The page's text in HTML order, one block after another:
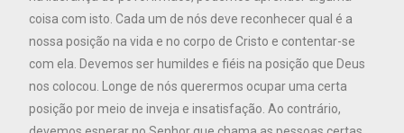
coisa com isto. Cada um de nós deve reconhecer qual é a
nossa posição na vida e no corpo de Cristo e contentar-se
com ela. Devemos ser humildes e fiéis na posição que Deus
nos colocou. Longe de nós querermos ocupar uma certa
posição por meio de inveja e insatisfação. Ao contrário,